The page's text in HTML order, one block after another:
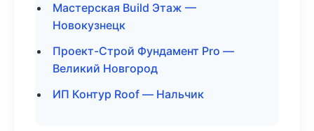
Мастерская Build Этаж —
Новокузнецк
Проект-Строй Фундамент Pro —
Великий Новгород
ИП Контур Roof — Нальчик